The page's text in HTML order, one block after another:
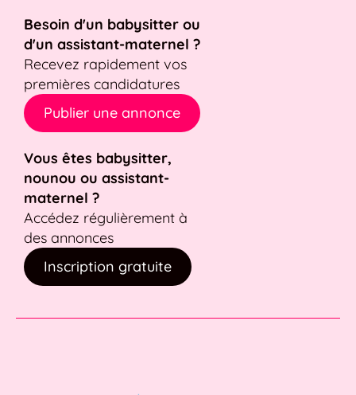
Besoin d'un babysitter ou
d'un assistant-maternel ?
Recevez rapidement vos
premières candidatures
Publier une annonce
Vous êtes babysitter,
nounou ou assistant-
maternel ?
Accédez régulièrement à
des annonces
Inscription gratuite